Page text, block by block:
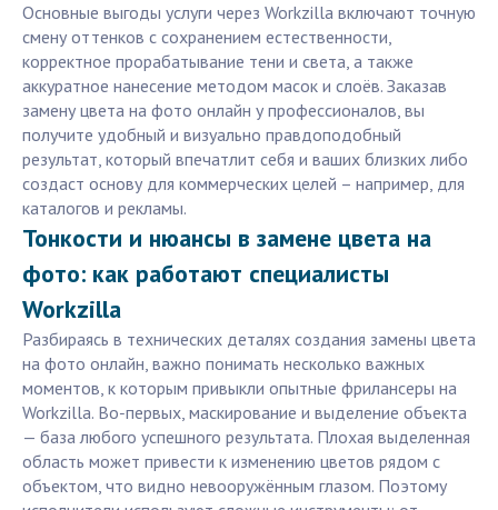
Основные выгоды услуги через Workzilla включают точную
смену оттенков с сохранением естественности,
корректное прорабатывание тени и света, а также
аккуратное нанесение методом масок и слоёв. Заказав
замену цвета на фото онлайн у профессионалов, вы
получите удобный и визуально правдоподобный
результат, который впечатлит себя и ваших близких либо
создаст основу для коммерческих целей – например, для
каталогов и рекламы.
Тонкости и нюансы в замене цвета на
фото: как работают специалисты
Workzilla
Разбираясь в технических деталях создания замены цвета
на фото онлайн, важно понимать несколько важных
моментов, к которым привыкли опытные фрилансеры на
Workzilla. Во‑первых, маскирование и выделение объекта
— база любого успешного результата. Плохая выделенная
область может привести к изменению цветов рядом с
объектом, что видно невооружённым глазом. Поэтому